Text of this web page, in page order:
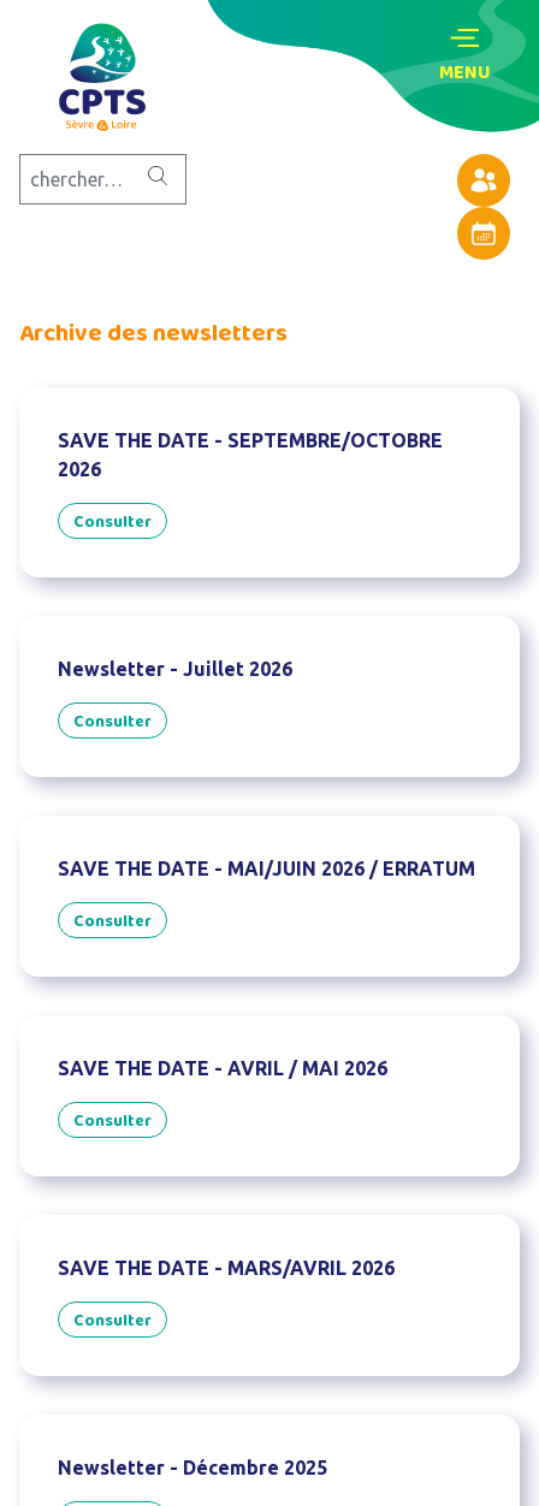
Annuaire
Agenda
MENU
Archive des newsletters
SAVE THE DATE - SEPTEMBRE/OCTOBRE
2026
Consulter
Newsletter - Juillet 2026
Consulter
SAVE THE DATE - MAI/JUIN 2026 / ERRATUM
Consulter
SAVE THE DATE - AVRIL / MAI 2026
Consulter
SAVE THE DATE - MARS/AVRIL 2026
Consulter
Newsletter - Décembre 2025